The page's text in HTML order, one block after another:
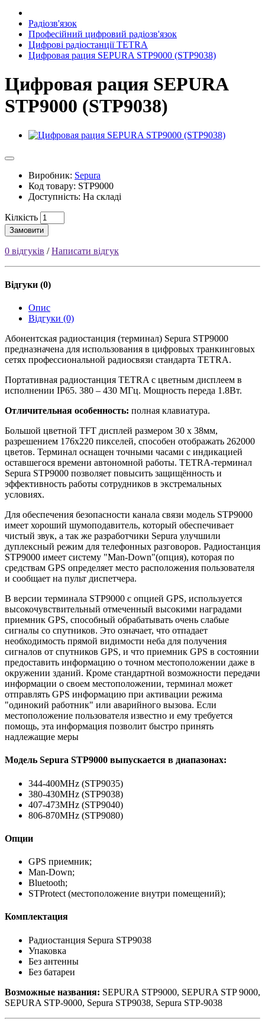
Радіозв'язок
Професійний цифровий радіозв'язок
Цифрові радіостанції TETRA
Цифровая рация SEPURA STP9000 (STP9038)
Цифровая рация SEPURA
STP9000 (STP9038)
Виробник: Sepura
Код товару: STP9000
Доступність: На складі
Кілкість
Замовити
0 відгуків /Написати відгук
Відгуки (0)
Опис
Відгуки (0)
Абонентская радиостанция (терминал) Sepura STP9000
предназначена для использования в цифровых транкинговых
сетях профессиональной радиосвязи стандарта TETRA.
Портативная радиостанция TETRA с цветным дисплеем в
исполнении IP65. 380 – 430 МГц. Мощность переда 1.8Вт.
Отличительная особенность: полная клавиатура.
Большой цветной TFT дисплей размером 30 х 38мм,
разрешением 176х220 пикселей, способен отображать 262000
цветов. Терминал оснащен точными часами с индикацией
оставшегося времени автономной работы. TETRA-терминал
Sepura STP9000 позволяет повысить защищённость и
эффективность работы сотрудников в экстремальных
условиях.
Для обеспечения безопасности канала связи модель STP9000
имеет хороший шумоподавитель, который обеспечивает
чистый звук, а так же разработчики Sepura улучшили
дуплексный режим для телефонных разговоров. Радиостанция
STP9000 имеет систему "Man-Down"(опция), которая по
средствам GPS определяет место расположения пользователя
и сообщает на пульт диспетчера.
В версии терминала STP9000 с опцией GPS, используется
высокочувствительный отмеченный высокими наградами
приемник GPS, способный обрабатывать очень слабые
сигналы со спутников. Это означает, что отпадает
необходимость прямой видимости неба для получения
сигналов от спутников GPS, и что приемник GPS в состоянии
предоставить информацию о точном местоположении даже в
окружении зданий. Кроме стандартной возможности передачи
информации о своем местоположении, терминал может
отправлять GPS информацию при активации режима
"одинокий работник" или аварийного вызова. Если
местоположение пользователя известно и ему требуется
помощь, эта информация позволит быстро принять
надлежащие меры
Модель Sepura STP9000 выпускается в диапазонах:
344-400MHz (STP9035)
380-430MHz (STP9038)
407-473MHz (STP9040)
806-870MHz (STP9080)
Опции
GPS приемник;
Man-Down;
Bluetooth;
STProtect (местоположение внутри помещений);
Комплектация
Радиостанция Sepura STP9038
Упаковка
Без антенны
Без батареи
Возможные названия: SEPURA STP9000, SEPURA STP 9000,
SEPURA STP-9000, Sepura STP9038, Sepura STP-9038